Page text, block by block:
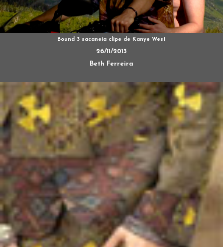
Bound 3 sacaneia clipe de Kanye West
26/11/2013
Beth Ferreira